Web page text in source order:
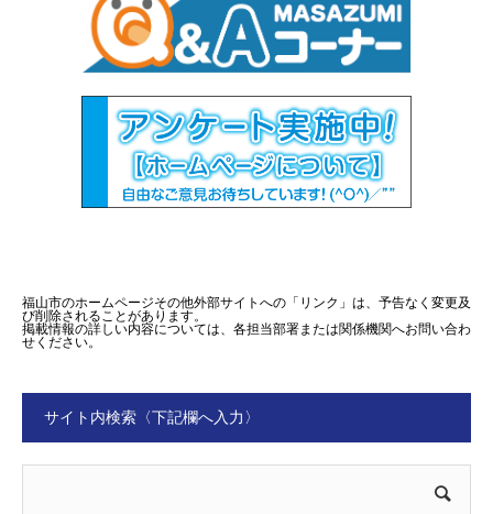
福山市のホームページその他外部サイトへの「リンク」は、予告なく変更及
び削除されることがあります。
掲載情報の詳しい内容については、各担当部署または関係機関へお問い合わ
せください。
サイト内検索〈下記欄へ入力〉